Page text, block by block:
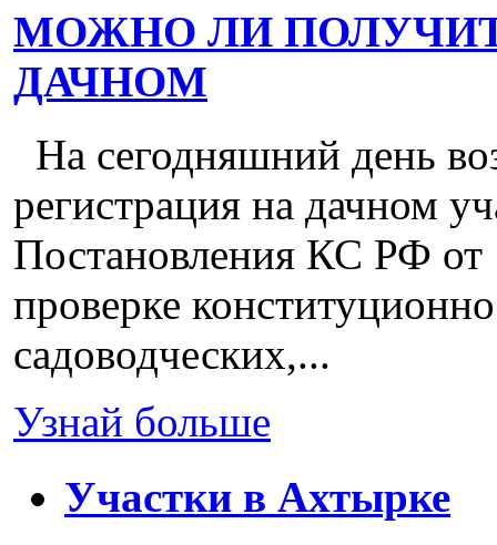
МОЖНО ЛИ
ДАЧНОМ
На сегодняшний день
регистрация на дачном
Постановления КС РФ
проверке
садоводческих,...
Узнай больше
Участки в Ахтырке